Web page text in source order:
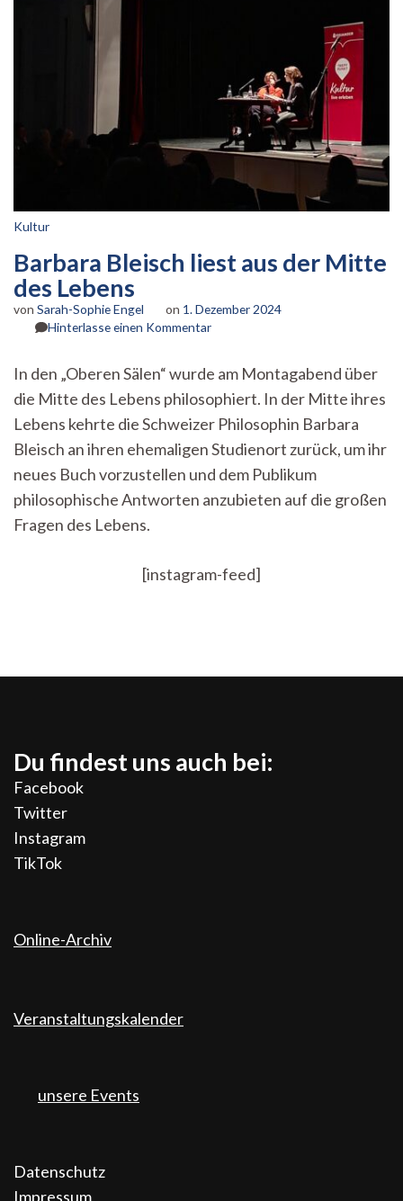
Kultur
Barbara Bleisch liest aus der Mitte
des Lebens
von Sarah-Sophie Engel on 1. Dezember 2024
Hinterlasse einen Kommentarzu
liest
aus
der
Mitte
des
Lebens
In den „Oberen Sälen“ wurde am Montagabend über
die Mitte des Lebens philosophiert. In der Mitte ihres
Lebens kehrte die Schweizer Philosophin Barbara
Bleisch an ihren ehemaligen Studienort zurück, um ihr
neues Buch vorzustellen und dem Publikum
philosophische Antworten anzubieten auf die großen
Fragen des Lebens.
[instagram-feed]
Du findest uns auch bei:
Facebook
Twitter
Instagram
TikTok
Online-Archiv
Veranstaltungskalender
unsere Events
Datenschutz
Impressum